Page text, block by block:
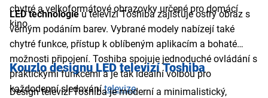
chytré a velkoformátové obrazovky určené pro domácí
kino.
LED technologieu televizí Toshiba zajišťuje ostrý obraz s
věrným podáním barev. Vybrané modely nabízejí také
chytré funkce, přístup k oblíbeným aplikacím a bohaté
možnosti připojení. Toshiba spojuje jednoduché ovládání s
praktickými funkcemi a je tak ideální volbou pro
každodenní sledovánítelevize.
Kouzlo designu LED televizí Toshiba
Design televizí Toshiba je moderní a minimalistický,